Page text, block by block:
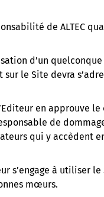
de ALTEC
d’un
le Site devra
en approuve le
de
qui y accèdent
s’engage à utiliser le
mœurs.